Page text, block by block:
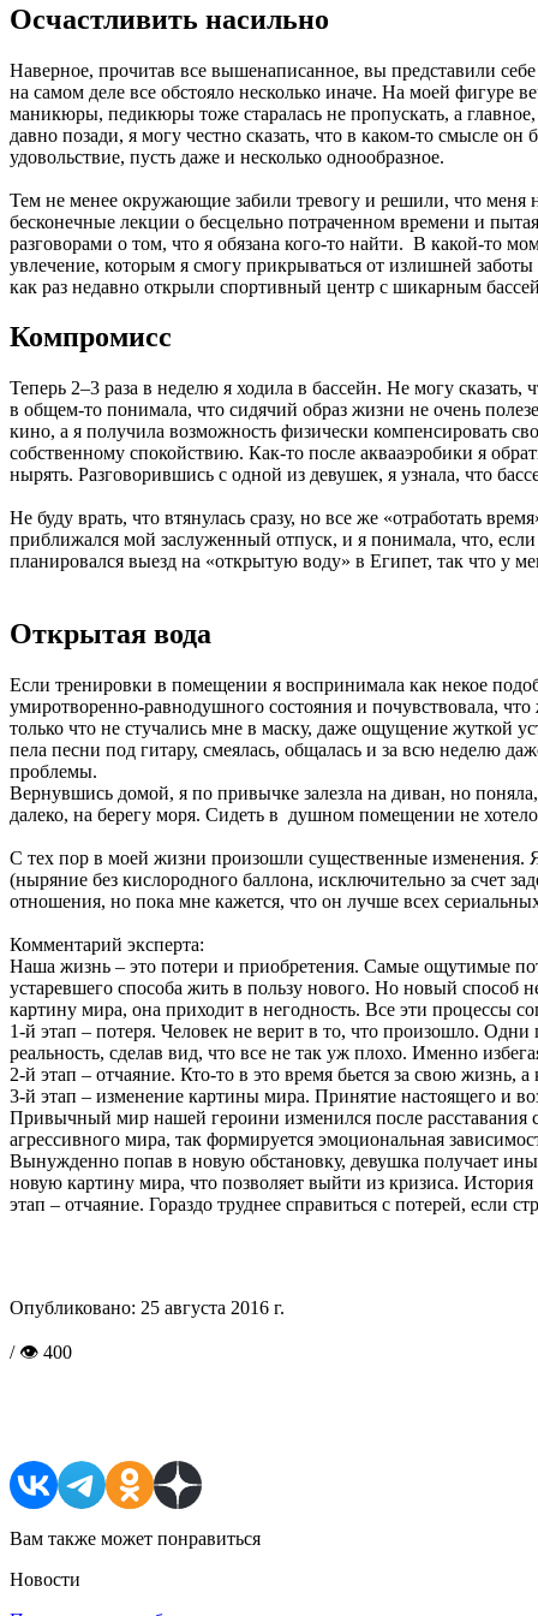
Осчастливить насильно
Наверное, прочитав все вышенаписанное, вы представили
на самом деле все обстояло несколько иначе. На моей фигуре
маникюры, педикюры тоже старалась не пропускать, а
давно позади, я могу честно сказать, что в каком-то смысле
удовольствие, пусть даже и несколько однообразное.
Тем не менее окружающие забили тревогу и решили, что меня
бесконечные лекции о бесцельно потраченном времени и
разговорами о том, что я обязана кого-то найти. В какой-то
увлечение, которым я смогу прикрываться от излишней
как раз недавно открыли спортивный центр с шикарным
Компромисс
Теперь 2–3 раза в неделю я ходила в бассейн. Не могу
в общем-то понимала, что сидячий образ жизни не очень
кино, а я получила возможность физически компенсировать
собственному спокойствию. Как-то после аквааэробики я
нырять. Разговорившись с одной из девушек, я узнала, что
Не буду врать, что втянулась сразу, но все же «отработать
приближался мой заслуженный отпуск, и я понимала, что,
планировался выезд на «открытую воду» в Египет, так что у
Открытая вода
Если тренировки в помещении я воспринимала как некое
умиротворенно-равнодушного состояния и почувствовала,
только что не стучались мне в маску, даже ощущение жуткой
пела песни под гитару, смеялась, общалась и за всю неделю
проблемы.
Вернувшись домой, я по привычке залезла на диван, но
далеко, на берегу моря. Сидеть в душном помещении не
С тех пор в моей жизни произошли существенные изменения.
(ныряние без кислородного баллона, исключительно за счет
отношения, но пока мне кажется, что он лучше всех
Комментарий эксперта:
Наша жизнь – это потери и приобретения. Самые ощутимые
устаревшего способа жить в пользу нового. Но новый способ
картину мира, она приходит в негодность. Все эти процессы
1-й этап – потеря. Человек не верит в то, что произошло.
реальность, сделав вид, что все не так уж плохо. Именно
2-й этап – отчаяние. Кто-то в это время бьется за свою
3-й этап – изменение картины мира. Принятие
Привычный мир нашей героини изменился после
агрессивного мира, так формируется эмоциональная
Вынужденно попав в новую обстановку, девушка получает
новую картину мира, что позволяет выйти из кризиса.
этап – отчаяние. Гораздо труднее справиться с потерей, если
Опубликовано: 25 августа 2016 г.
/ 👁 400
Вам также может понравиться
Новости